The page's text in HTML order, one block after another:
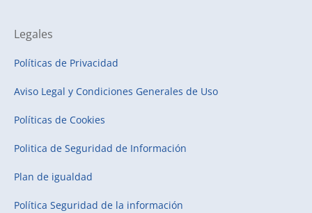
Legales
Políticas de Privacidad
Aviso Legal y Condiciones Generales de Uso
Políticas de Cookies
Politica de Seguridad de Información
Plan de igualdad
Política Seguridad de la información